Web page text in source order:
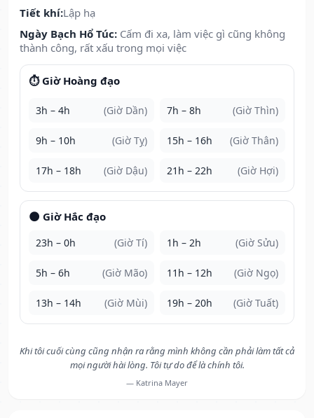
Tiết khí:Lập hạ
Ngày Bạch Hổ Túc: Cấm đi xa, làm việc gì cũng không
thành công, rất xấu trong mọi việc
⏱️ Giờ Hoàng đạo
3h – 4h (Giờ Dần) 7h – 8h (Giờ Thìn)
9h – 10h (Giờ Tỵ) 15h – 16h (Giờ Thân)
17h – 18h (Giờ Dậu) 21h – 22h (Giờ Hợi)
🌑 Giờ Hắc đạo
23h – 0h (Giờ Tí) 1h – 2h (Giờ Sửu)
5h – 6h (Giờ Mão) 11h – 12h (Giờ Ngọ)
13h – 14h (Giờ Mùi) 19h – 20h (Giờ Tuất)
Khi tôi cuối cùng cũng nhận ra rằng mình không cần phải làm tất cả
mọi người hài lòng. Tôi tự do để là chính tôi.
— Katrina Mayer